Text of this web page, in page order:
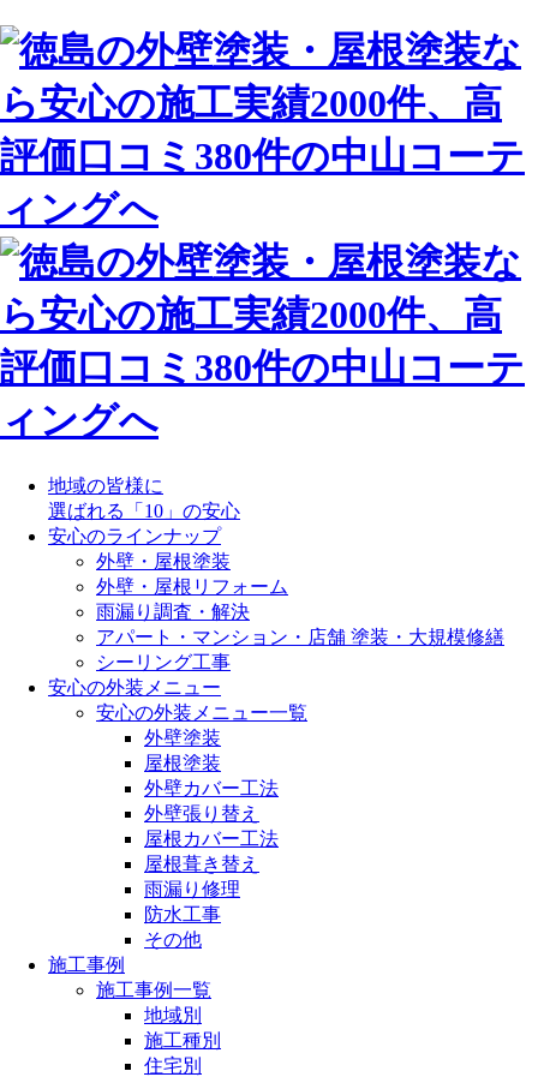
地域の皆様に
選ばれる「10」の安心
安心のラインナップ
外壁・屋根塗装
外壁・屋根リフォーム
雨漏り調査・解決
アパート・マンション・店舗 塗装・大規模修繕
シーリング工事
安心の外装メニュー
安心の外装メニュー一覧
外壁塗装
屋根塗装
外壁カバー工法
外壁張り替え
屋根カバー工法
屋根葺き替え
雨漏り修理
防水工事
その他
施工事例
施工事例一覧
地域別
施工種別
住宅別